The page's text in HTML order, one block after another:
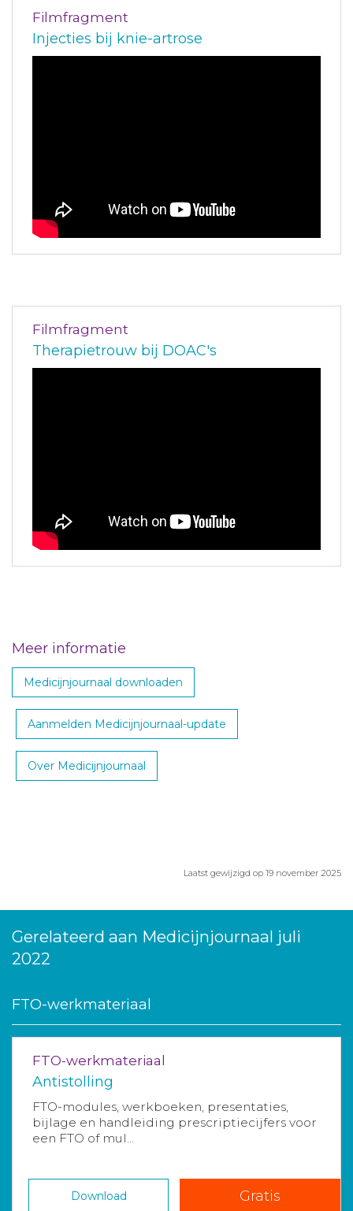
Filmfragment
Injecties bij knie-artrose
Filmfragment
Therapietrouw bij DOAC's
Meer informatie
Medicijnjournaal downloaden
Aanmelden Medicijnjournaal-update
Over Medicijnjournaal
Laatst gewijzigd op 19 november 2025
Gerelateerd aan Medicijnjournaal juli
2022
FTO-werkmateriaal
FTO-werkmateriaal
Antistolling
FTO-modules, werkboeken, presentaties,
bijlage en handleiding prescriptiecijfers voor
een FTO of mul...
Download Gratis